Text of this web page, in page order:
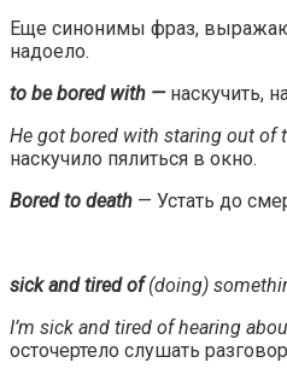
Еще синонимы фраз,
надоело.
to be bored with — наскучить,
He got bored with staring out of
наскучило пялиться в окно.
Bored to death — Устать до
sick and tired of(doing)
I’m sick and tired of hearing
осточертело слушать